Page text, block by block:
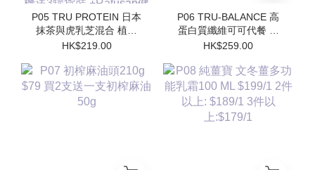
P05 TRU PROTEIN 日本
抹茶與虎乳芝混合 植物
性蛋白質飲料 18穀糧全
罐隨機送一罐貨裝】 .
【12罐則隨機送2罐貨裝
+ Ratusan健康搖搖杯(顏
色隨機) x1 】.【買18罐
杯 x1 +限量Scott限定吊
HK$219.00
P06 TRU-BALANCE 高
蛋白質纖維可可代餐 含
22 種多⾕物 450g
6件以上:$239/1
HK$259.00